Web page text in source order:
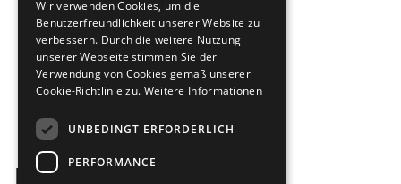
Brautschuhe
Sneaker
Übergrößen 43-44
Merlet
Nueva Epoca
RayRose
Bilder
Merlet Jade 1404 083
Wir verwenden Cookies, um die
Benutzerfreundlichkeit unserer Website zu
verbessern. Durch die weitere Nutzung
unserer Webseite stimmen Sie der
Verwendung von Cookies gemäß unserer
Cookie-Richtlinie zu. Weitere Informationen
UNBEDINGT ERFORDERLICH
PERFORMANCE